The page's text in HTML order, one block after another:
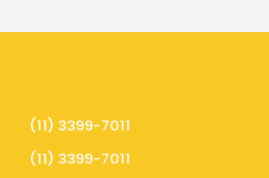
(11) 3399-7011
(11) 3399-7011